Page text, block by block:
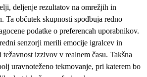
deljenje rezultatov na omrežjih in
Ta občutek skupnosti spodbuja redno
podatke o preferencah uporabnikov.
senzorji merili emocije igralcev in
izzivov v realnem času. Takšna
uravnoteženo tekmovanje, pri katerem bo